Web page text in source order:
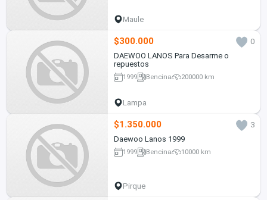
Maule
$300.000
0
DAEWOO LANOS Para Desarme o
repuestos
1999 Bencina 200000 km
Lampa
$1.350.000
3
Daewoo Lanos 1999
1999 Bencina 10000 km
Pirque